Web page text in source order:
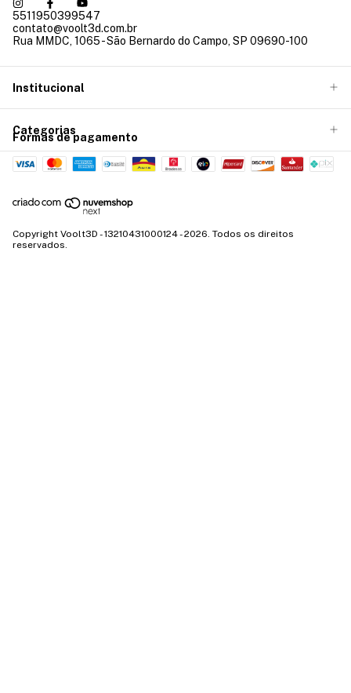
5511950399547
contato@voolt3d.com.br
Rua MMDC, 1065 - São Bernardo do Campo, SP 09690-100
Institucional
Categorias
Formas de pagamento
Copyright Voolt3D - 13210431000124 - 2026. Todos os direitos
reservados.